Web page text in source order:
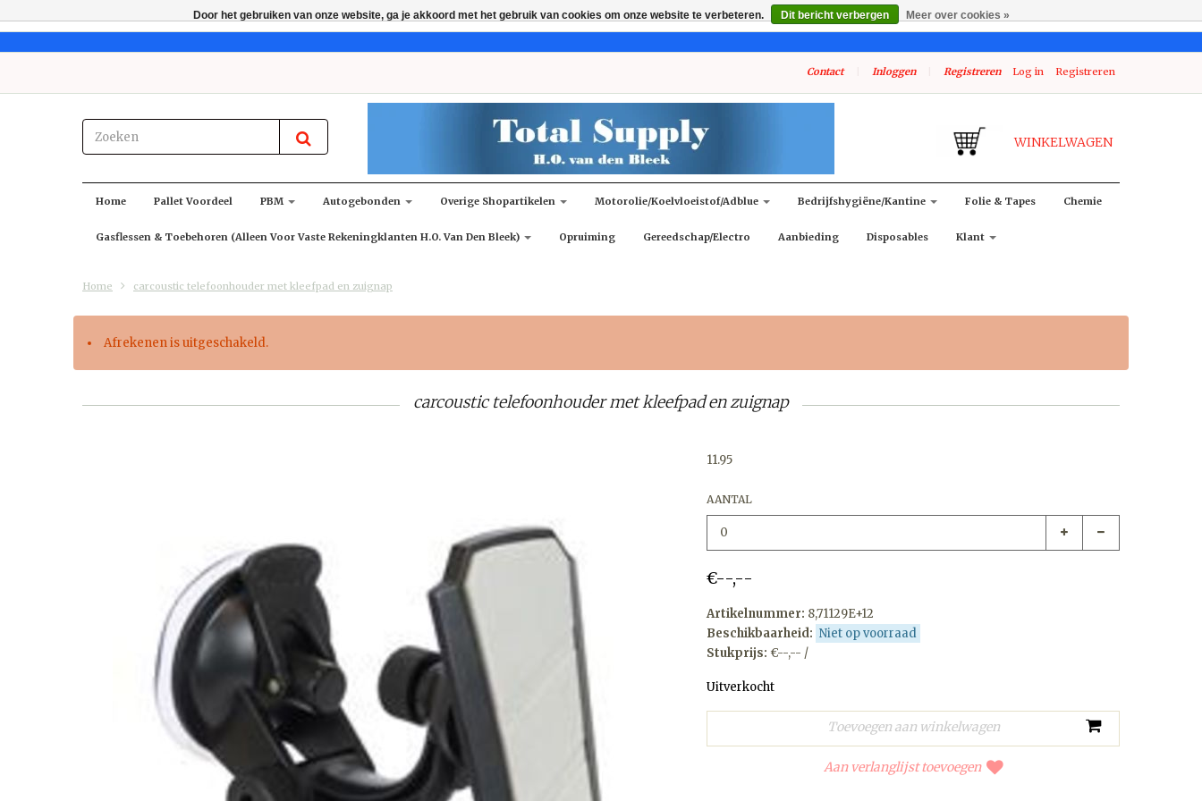
Contact Inloggen Registreren Log in Registreren
WINKELWAGEN
Home Pallet Voordeel PBM Autogebonden Overige Shopartikelen Motorolie/koelvloeistof/adblue Bedrijfshygiëne/kantine Folie & Tapes Chemie
Gasflessen & Toebehoren (alleen Voor Vaste Rekeningklanten H.O. Van Den Bleek) Opruiming Gereedschap/Electro Aanbieding Disposables Klant
Home carcoustic telefoonhouder met kleefpad en zuignap
Afrekenen is uitgeschakeld.
carcoustic telefoonhouder met kleefpad en zuignap
11.95
AANTAL
€--,--
Artikelnummer: 8,71129E+12
Beschikbaarheid: Niet op voorraad
Stukprijs: €--,-- /
Uitverkocht
Aan verlanglijst toevoegen
Door het gebruiken van onze website, ga je akkoord met het gebruik van cookies om onze website te verbeteren. Dit bericht verbergen Meer over cookies »